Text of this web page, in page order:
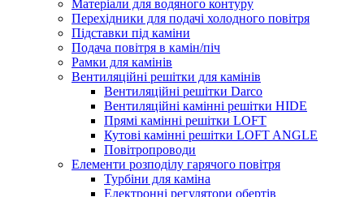
Матеріали для водяного контуру
Перехідники для подачі холодного повітря
Підставки під каміни
Подача повітря в камін/піч
Рамки для камінів
Вентиляційні решітки для камінів
Вентиляційні решітки Darco
Вентиляційні камінні решітки HIDE
Прямі камінні решітки LOFT
Кутові камінні решітки LOFT ANGLE
Повітропроводи
Елементи розподілу гарячого повітря
Турбіни для каміна
Електронні регулятори обертів